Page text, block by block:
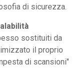
di sicurezza.
sostituiti da
il proprio
di scansioni"